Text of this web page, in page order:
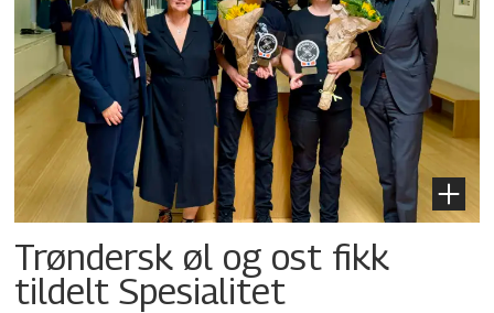
Trøndersk øl og ost fikk
tildelt Spesialitet